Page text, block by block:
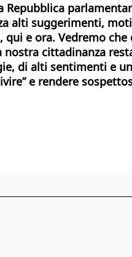
alti suggerimenti,
e ora. Vedremo che
cittadinanza
di alti sentimenti e
e rendere